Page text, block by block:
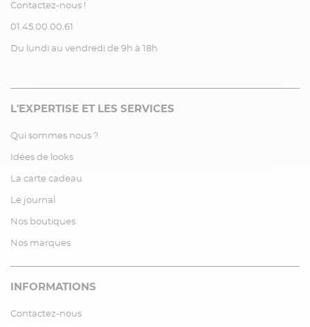
Contactez-nous !
01.45.00.00.61
Du lundi au vendredi de 9h à 18h
L'EXPERTISE ET LES SERVICES
Qui sommes nous ?
Idées de looks
La carte cadeau
Le journal
Nos boutiques
Nos marques
INFORMATIONS
Contactez-nous